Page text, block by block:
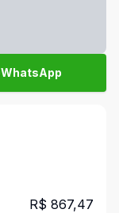
WhatsApp
R$ 867,47